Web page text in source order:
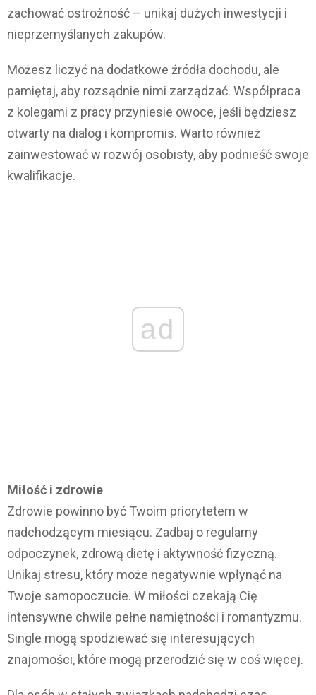
zachować ostrożność – unikaj dużych inwestycji i
nieprzemyślanych zakupów.
Możesz liczyć na dodatkowe źródła dochodu, ale
pamiętaj, aby rozsądnie nimi zarządzać. Współpraca
z kolegami z pracy przyniesie owoce, jeśli będziesz
otwarty na dialog i kompromis. Warto również
zainwestować w rozwój osobisty, aby podnieść swoje
kwalifikacje.
ad
Miłość i zdrowie
Zdrowie powinno być Twoim priorytetem w
nadchodzącym miesiącu. Zadbaj o regularny
odpoczynek, zdrową dietę i aktywność fizyczną.
Unikaj stresu, który może negatywnie wpłynąć na
Twoje samopoczucie. W miłości czekają Cię
intensywne chwile pełne namiętności i romantyzmu.
Single mogą spodziewać się interesujących
znajomości, które mogą przerodzić się w coś więcej.